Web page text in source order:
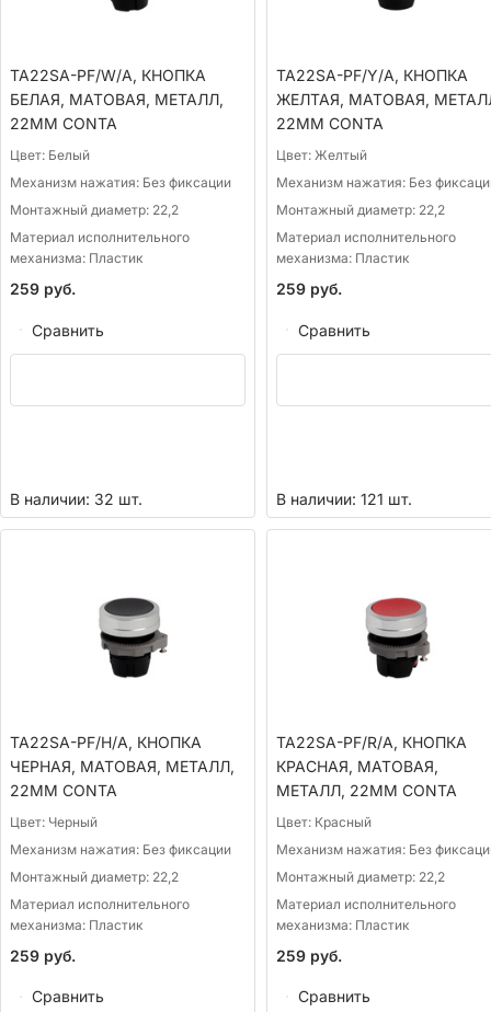
TA22SA-PF/W/A, КНОПКА
БЕЛАЯ, МАТОВАЯ, МЕТАЛЛ,
22ММ CONTA
Цвет: Белый
Механизм нажатия: Без фиксации
Монтажный диаметр: 22,2
Материал исполнительного
механизма: Пластик
259 руб.
Сравнить
В наличии: 32 шт.
TA22SA-PF/Y/A, КНОПКА
ЖЕЛТАЯ, МАТОВАЯ,
22ММ CONTA
Цвет: Желтый
Механизм нажатия: Без
Монтажный диаметр: 22,2
Материал исполнительного
механизма: Пластик
259руб.
Сравнить
В наличии: 121 шт.
TA22SA-PF/H/A, КНОПКА
ЧЕРНАЯ, МАТОВАЯ, МЕТАЛЛ,
22ММ CONTA
Цвет: Черный
Механизм нажатия: Без фиксации
Монтажный диаметр: 22,2
Материал исполнительного
механизма: Пластик
259 руб.
Сравнить
TA22SA-PF/R/A, КНОПКА
КРАСНАЯ, МАТОВАЯ,
МЕТАЛЛ, 22ММ CONTA
Цвет: Красный
Механизм нажатия: Без
Монтажный диаметр: 22,2
Материал исполнительного
механизма: Пластик
259руб.
Сравнить